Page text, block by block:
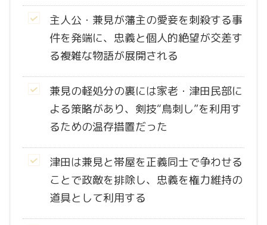
主人公・兼見が藩主の愛妾を刺殺する事
件を発端に、忠義と個人的絶望が交差す
る複雑な物語が展開される
兼見の軽処分の裏には家老・津田民部に
よる策略があり、剣技“鳥刺し”を利用す
るための温存措置だった
津田は兼見と帯屋を正義同士で争わせる
ことで政敵を排除し、忠義を権力維持の
道具として利用する